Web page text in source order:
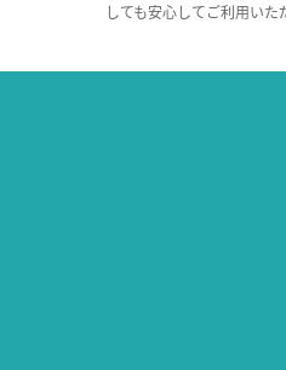
しても安心してご利用いた